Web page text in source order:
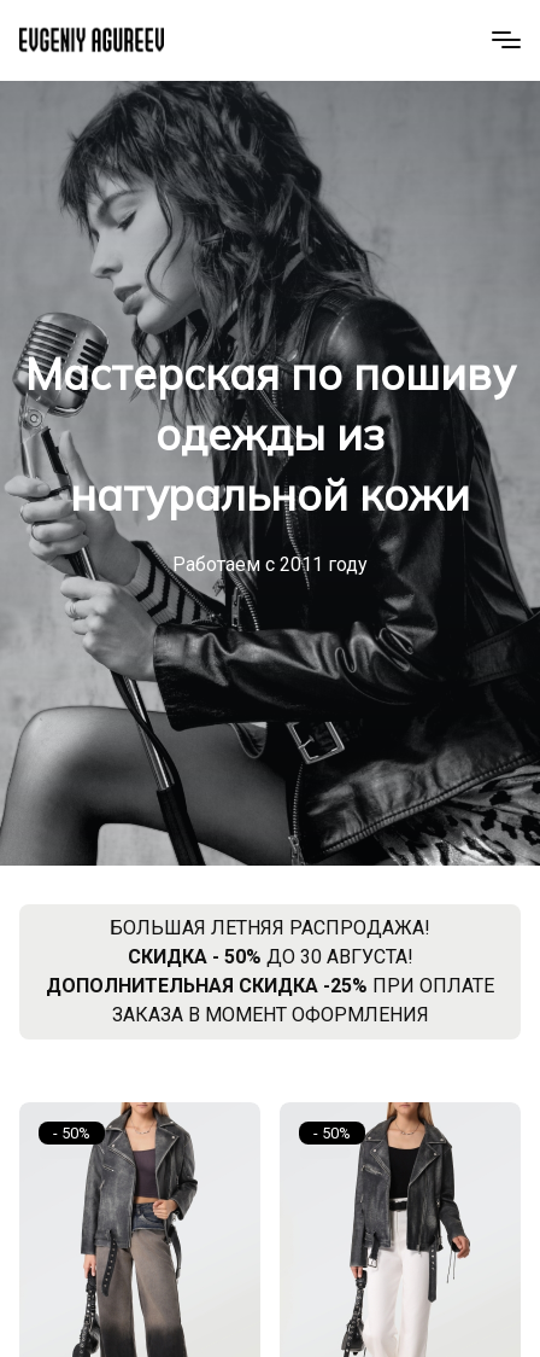
Мастерская по пошиву
одежды из
натуральной кожи
Работаем с 2011 году
БОЛЬШАЯ ЛЕТНЯЯ РАСПРОДАЖА!
СКИДКА - 50% ДО 30 АВГУСТА!
ДОПОЛНИТЕЛЬНАЯ СКИДКА -25% ПРИ ОПЛАТЕ
ЗАКАЗА В МОМЕНТ ОФОРМЛЕНИЯ
- 50% - 50%